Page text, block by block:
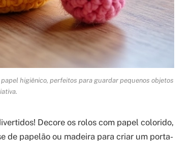
higiênico, perfeitos para guardar pequenos objetos
Decore os rolos com papel colorido,
de papelão ou madeira para criar um porta-